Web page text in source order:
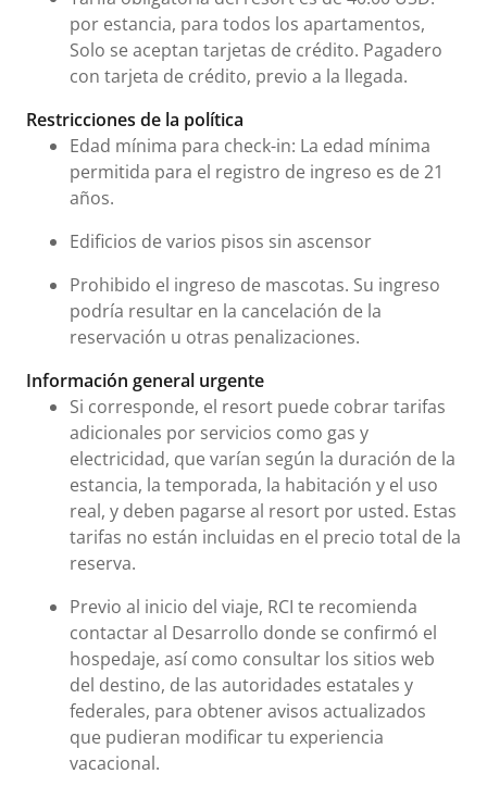
por estancia, para todos los apartamentos,
Solo se aceptan tarjetas de crédito. Pagadero
con tarjeta de crédito, previo a la llegada.
Restricciones de la política
Edad mínima para check-in: La edad mínima
permitida para el registro de ingreso es de 21
años.
Edificios de varios pisos sin ascensor
Prohibido el ingreso de mascotas. Su ingreso
podría resultar en la cancelación de la
reservación u otras penalizaciones.
Información general urgente
Si corresponde, el resort puede cobrar tarifas
adicionales por servicios como gas y
electricidad, que varían según la duración de la
estancia, la temporada, la habitación y el uso
real, y deben pagarse al resort por usted. Estas
tarifas no están incluidas en el precio total de la
reserva.
Previo al inicio del viaje, RCI te recomienda
contactar al Desarrollo donde se confirmó el
hospedaje, así como consultar los sitios web
del destino, de las autoridades estatales y
federales, para obtener avisos actualizados
que pudieran modificar tu experiencia
vacacional.